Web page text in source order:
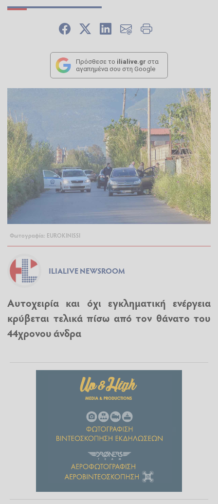
Πρόσθεσε το ilialive.gr στα
αγαπημένα σου στη Google
Φωτογραφία: EUROKINISSI
ILIALIVE NEWSROOM
Αυτοχειρία και όχι εγκληματική ενέργεια
κρύβεται τελικά πίσω από τον θάνατο του
44χρονου άνδρα